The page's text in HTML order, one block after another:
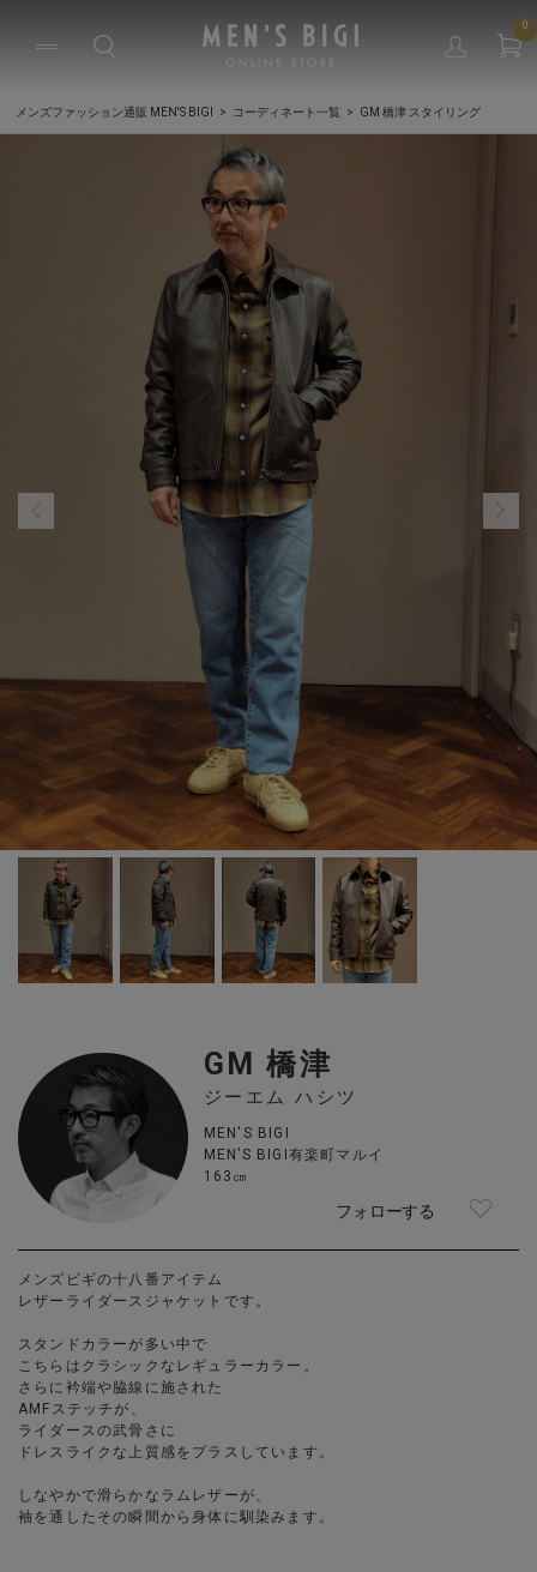
0
メンズファッション通販 MEN'S BIGI コーディネート一覧 GM 橋津 スタイリング
GM 橋津
ジーエム ハシツ
MEN'S BIGI
MEN’S BIGI有楽町マルイ
163㎝
フォローする
メンズビギの十八番アイテム
レザーライダースジャケットです。
スタンドカラーが多い中で
こちらはクラシックなレギュラーカラー。
さらに衿端や脇線に施された
AMFステッチが、
ライダースの武骨さに
ドレスライクな上質感をプラスしています。
しなやかで滑らかなラムレザーが、
袖を通したその瞬間から身体に馴染みます。